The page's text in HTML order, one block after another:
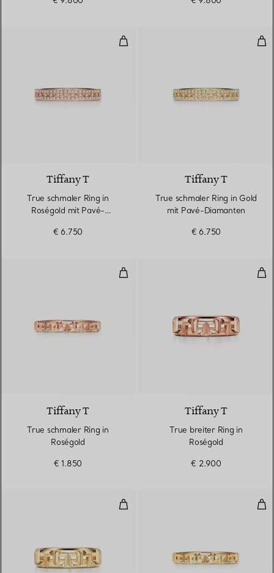
True schmaler Ring in Roségold
Tiffany T
True schmaler Ring in
Roségold mit Pavé-
€ 6.750
Tiffany T
True schmaler Ring in Gold
mit Pavé-Diamanten
€ 6.750
True schmaler Ring in Roségold
Tiffany T
True schmaler Ring in
Roségold
€ 1.850
Tiffany T
True breiter Ring in
Roségold
€ 2.900
True breiter Ring in Gelbgold